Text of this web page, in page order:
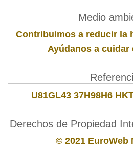
Medio
Contribuimos a reducir la
Ayúdanos a cuidar
U81GL43 37H98H6
Derechos de Propiedad
© 2021 EuroWeb